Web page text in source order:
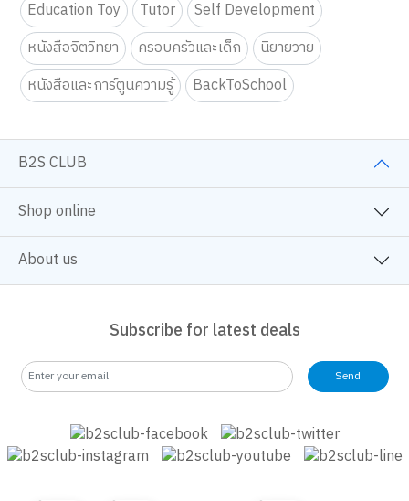
Education Toy
Tutor
Self Development
หนังสือจิตวิทยา
ครอบครัวและเด็ก
นิยายวาย
หนังสือและการ์ตูนความรู้
BackToSchool
Send